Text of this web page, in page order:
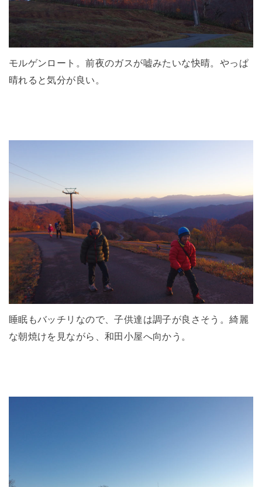
モルゲンロート。前夜のガスが嘘みたいな快晴。やっぱ
晴れると気分が良い。
睡眠もバッチリなので、子供達は調子が良さそう。綺麗
な朝焼けを見ながら、和田小屋へ向かう。